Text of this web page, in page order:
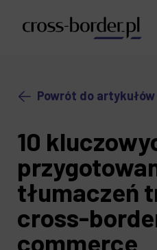
Powrót do artykułów
10
tłumaczeń
cross-
commerce